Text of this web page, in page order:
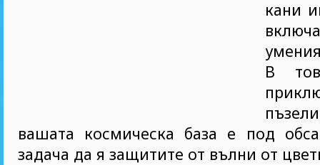
кани
В
вашата космическа база е под
задача да я защитите от вълни от